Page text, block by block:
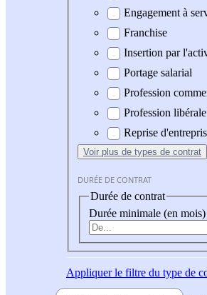
Engagement à
Franchise
Insertion par
Portage salarial
Profession
Profession
Reprise
Voir plus de types de contrat
DURÉE DE CONTRAT
Durée de contrat
Durée minimale (en mois)
Appliquerle filtre du type de